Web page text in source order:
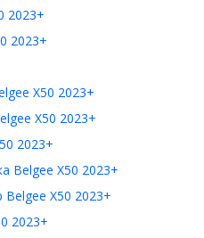
2023+
2023+
X50 2023+
X50 2023+
2023+
Belgee X50 2023+
X50 2023+
2023+